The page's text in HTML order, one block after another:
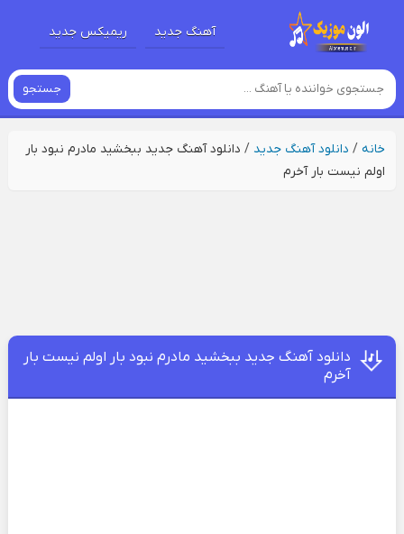
آهنگ جدید ریمیکس جدید
جستجو
خانه/ دانلود آهنگ جدید / دانلود آهنگ جدید ببخشید مادرم نبود بار
اولم نیست بار آخرم
دانلود آهنگ جدید ببخشید مادرم نبود بار اولم نیست بار
آخرم